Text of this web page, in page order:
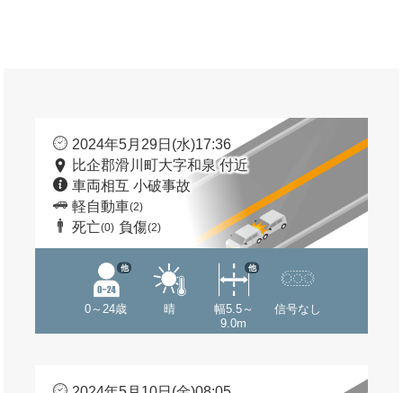
2024年5月29日(水)17:36
比企郡滑川町大字和泉 付近
車両相互 小破事故
軽自動車(2)
死亡(0) 負傷(2)
0～24歳
他
晴
幅5.5～
9.0m
他
信号なし